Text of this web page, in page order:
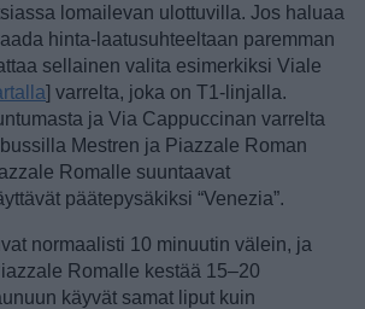
lomailevan ulottuvilla. Jos haluaa
hinta-laatusuhteeltaan paremman
sellainen valita esimerkiksi Viale
] varrelta, joka on T1-linjalla.
ja Via Cappuccinan varrelta
Mestren ja Piazzale Roman
Romalle suuntaavat
päätepysäkiksi “Venezia”.
normaalisti 10 minuutin välein, ja
Romalle kestää 15–20
käyvät samat liput kuin